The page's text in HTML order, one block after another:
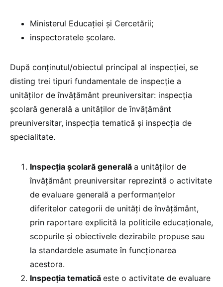
Ministerul Educației și Cercetării;
inspectoratele școlare.
După conținutul/obiectul principal al inspecției, se
disting trei tipuri fundamentale de inspecție a
unităților de învățământ preuniversitar: inspecția
școlară generală a unităților de învățământ
preuniversitar, inspecția tematică și inspecția de
specialitate.
Inspecția școlară generală a unităților de
învățământ preuniversitar reprezintă o activitate
de evaluare generală a performanțelor
diferitelor categorii de unități de învățământ,
prin raportare explicită la politicile educaționale,
scopurile și obiectivele dezirabile propuse sau
la standardele asumate în funcționarea
acestora.
Inspecția tematică este o activitate de evaluare